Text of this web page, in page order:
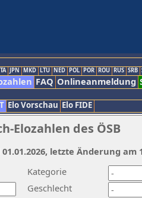
JPN MKD LTU NED POL POR ROU RUS SRB
FAQ Onlineanmeldung
Elo Vorschau Elo FIDE
Elozahlen des ÖSB
Kategorie
Geschlecht
letzte Änderung